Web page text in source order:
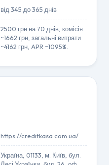
від 345 до 365 днів
2500 грн на 70 днів, комісія
~1662 грн, загальні витрати
~4162 грн, APR ~1095%.
https://creditkasa.com.ua/
Україна, 01133, м. Київ, бул.